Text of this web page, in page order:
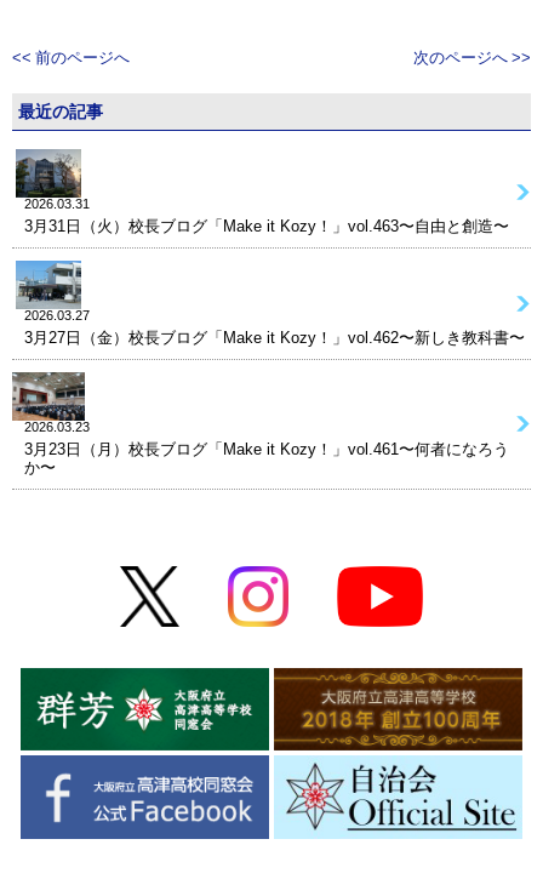
<< 前のページへ 次のページへ >>
最近の記事
2026.03.31
3月31日（火）校長ブログ「Make it Kozy！」vol.463〜自由と創造〜
2026.03.27
3月27日（金）校長ブログ「Make it Kozy！」vol.462〜新しき教科書〜
2026.03.23
3月23日（月）校長ブログ「Make it Kozy！」vol.461〜何者になろう
か〜